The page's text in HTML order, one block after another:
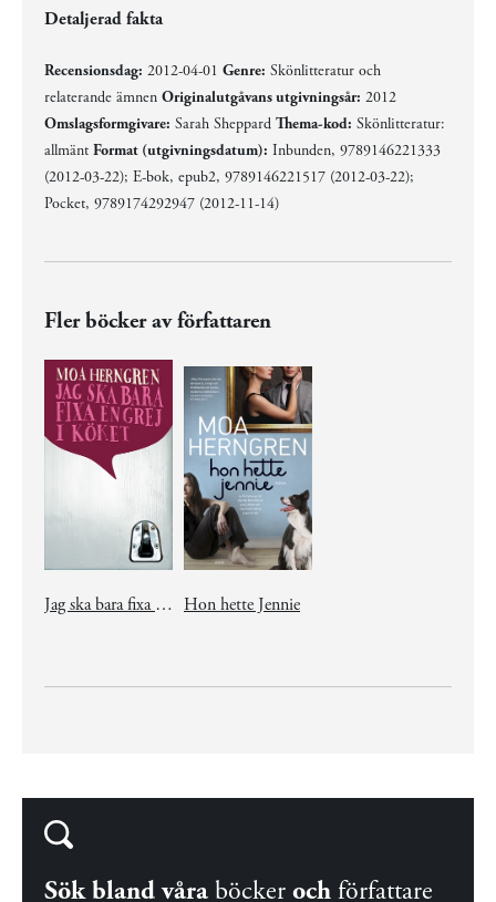
Detaljerad fakta
Recensionsdag: 2012-04-01 Genre: Skönlitteratur och
relaterande ämnen Originalutgåvans utgivningsår: 2012
Omslagsformgivare: Sarah Sheppard Thema-kod: Skönlitteratur:
allmänt Format (utgivningsdatum): Inbunden, 9789146221333
(2012-03-22); E-bok, epub2, 9789146221517 (2012-03-22);
Pocket, 9789174292947 (2012-11-14)
Fler böcker av författaren
Jag ska bara fixa en grej i köket Hon hette Jennie
Sök bland våra böcker och författare